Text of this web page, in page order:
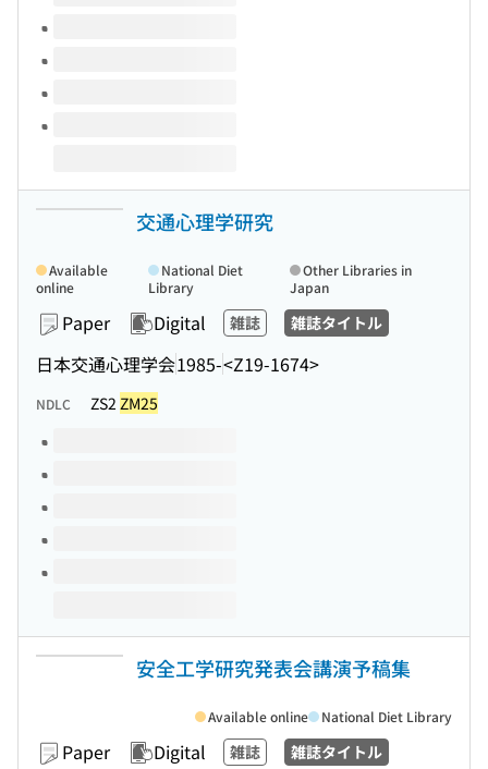
交通心理学研究
Paper Digital 雑誌 雑誌タイトル
日本交通心理学会1985-<Z19-1674>
Available
online
National Diet
Library
Other Libraries in
Japan
NDLC ZS2 ZM25
Volumes of this title
安全工学研究発表会講演予稿集
Paper Digital 雑誌 雑誌タイトル
Available online National Diet Library